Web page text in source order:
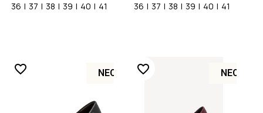
36 | 37 | 38 | 39 | 40 | 41
36 | 37 | 38 | 39 | 40 | 41
ΝΈΟ
favorite_border ΝΈΟ
favorite_border